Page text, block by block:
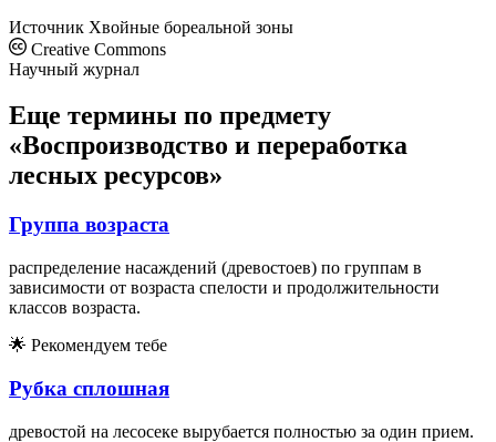
Источник Хвойные бореальной зоны
Creative Commons
Научный журнал
Еще термины по предмету
«Воспроизводство и переработка
лесных ресурсов»
Группа возраста
распределение насаждений (древостоев) по группам в
зависимости от возраста спелости и продолжительности
классов возраста.
🌟 Рекомендуем тебе
Рубка сплошная
древостой на лесосеке вырубается полностью за один прием.